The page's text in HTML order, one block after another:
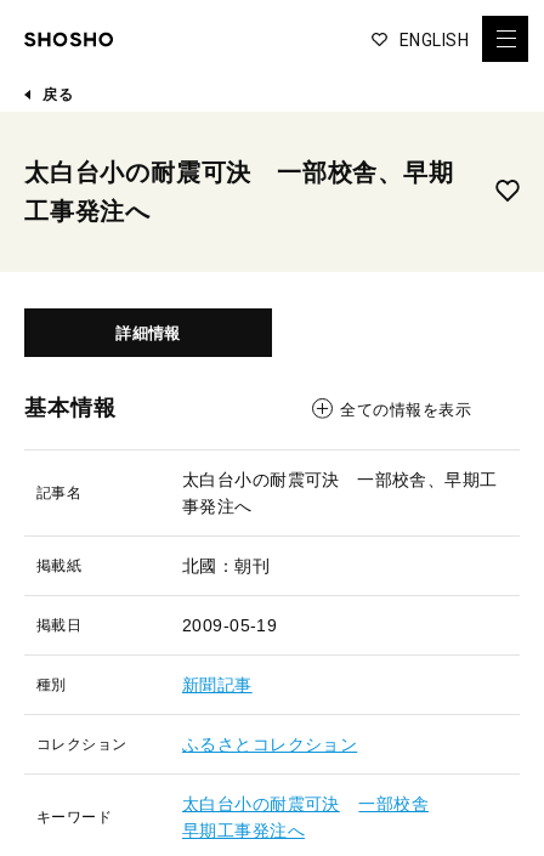
ENGLISH
戻る
太白台小の耐震可決 一部校舎、早期
工事発注へ
詳細情報
基本情報 全ての情報を表示
記事名
太白台小の耐震可決 一部校舎、早期工
事発注へ
掲載紙 北國：朝刊
掲載日 2009-05-19
種別 新聞記事
コレクション ふるさとコレクション
キーワード
太白台小の耐震可決
一部校舎
早期工事発注へ